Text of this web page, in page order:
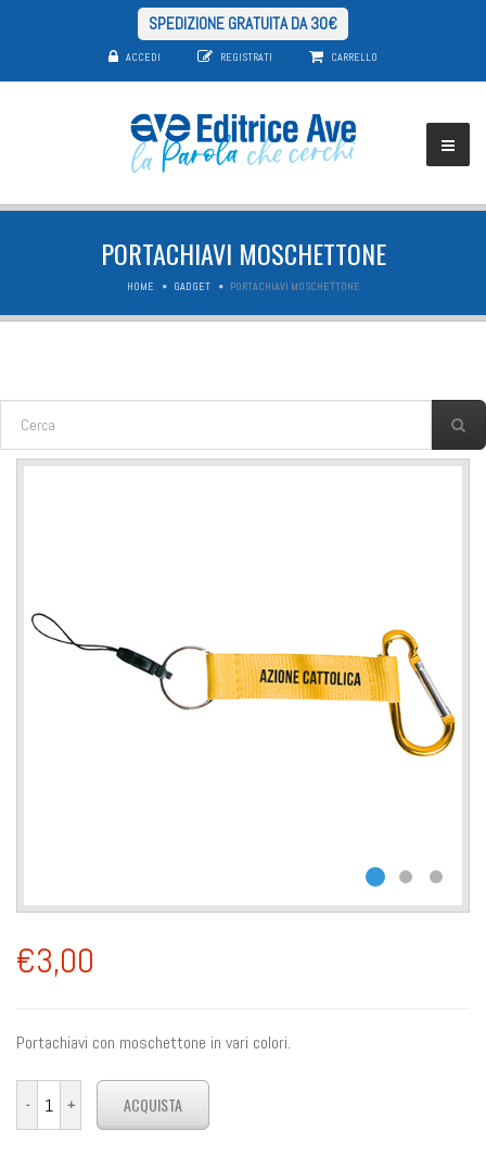
SPEDIZIONE GRATUITA DA 30€
ACCEDI REGISTRATI CARRELLO
PORTACHIAVI MOSCHETTONE
HOME GADGET PORTACHIAVI MOSCHETTONE
FORM DI RICERCA
€3,00
Portachiavi con moschettone in vari colori.